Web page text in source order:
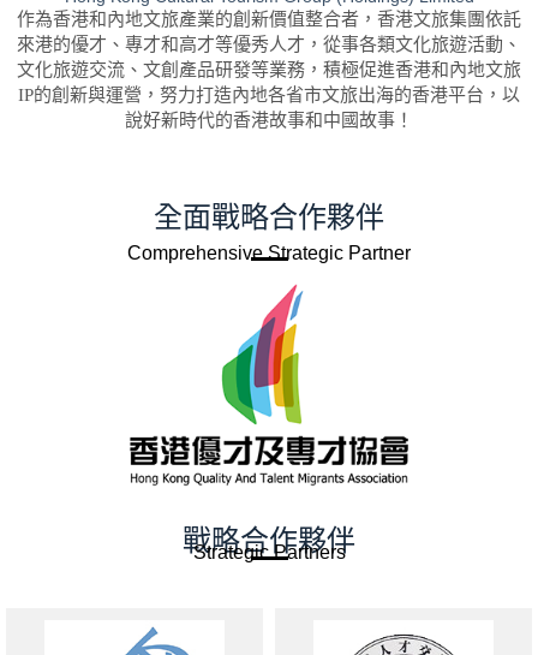
作為香港和內地文旅產業的創新價值整合者，香港文旅集團依託
來港的優才、專才和高才等優秀人才，從事各類文化旅遊活動、
文化旅遊交流、文創產品研發等業務，積極促進香港和內地文旅
IP的創新與運營，努力打造內地各省市文旅出海的香港平台，以
說好新時代的香港故事和中國故事！
全面戰略合作夥伴
Comprehensive Strategic Partner
戰略合作夥伴
Strategic Partners